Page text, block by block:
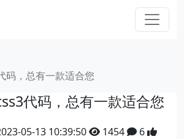
码，总有一款适合您
代码，总有一款适合您
05-13 10:39:50 1454
6